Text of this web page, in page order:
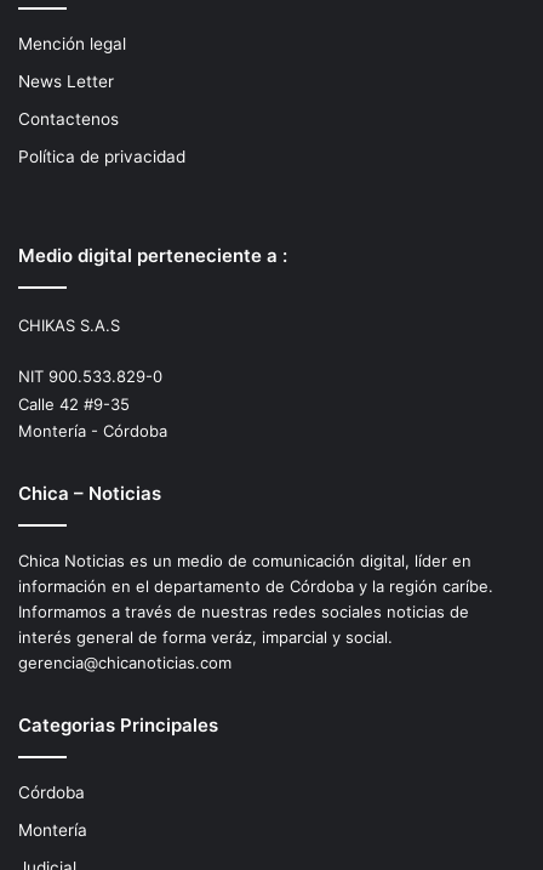
Mención legal
News Letter
Contactenos
Política de privacidad
Medio digital perteneciente a :
CHIKAS S.A.S
NIT 900.533.829-0
Calle 42 #9-35
Montería - Córdoba
Chica – Noticias
Chica Noticias es un medio de comunicación digital, líder en
información en el departamento de Córdoba y la región caríbe.
Informamos a través de nuestras redes sociales noticias de
interés general de forma veráz, imparcial y social.
gerencia@chicanoticias.com
Categorias Principales
Córdoba
Montería